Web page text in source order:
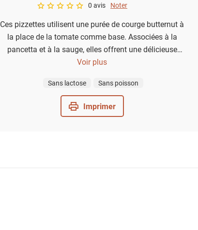
A star rating of 0 out of 5.
0 avis Noter
Ces pizzettes utilisent une purée de courge butternut à
la place de la tomate comme base. Associées à la
pancetta et à la sauge, elles offrent une délicieuse
variante d’un grand classique.
Voir plus
Sans lactose Sans poisson
Imprimer